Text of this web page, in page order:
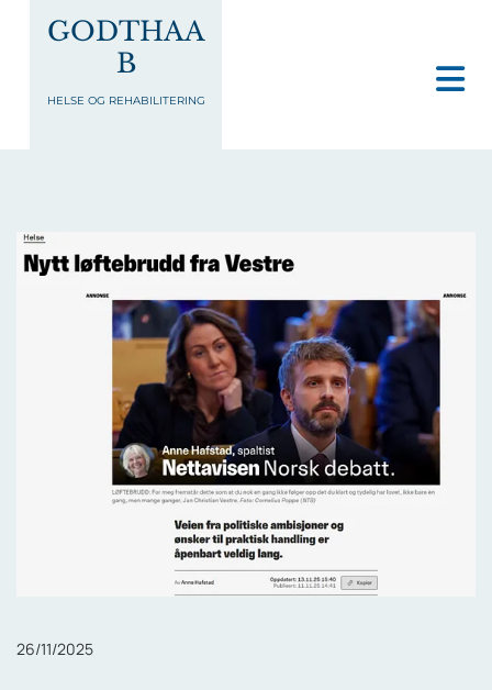
GODTHAA
B
HELSE OG REHABILITERING
26/11/2025